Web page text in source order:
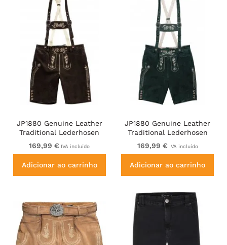
JP1880 Genuine Leather
Traditional Lederhosen
Shorts Brown
169,99 € IVA incluído
Adicionar ao carrinho
JP1880 Genuine Leather
Traditional Lederhosen
Shorts Green
169,99 € IVA incluído
Adicionar ao carrinho